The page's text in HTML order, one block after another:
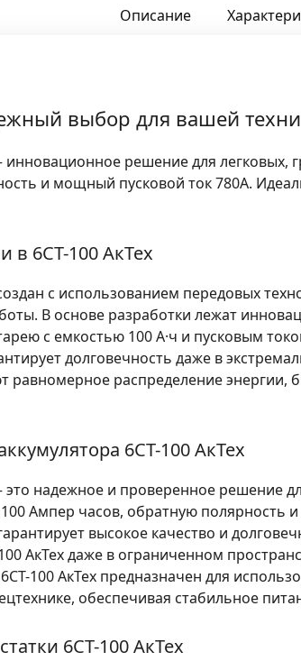
Описание
выбор для вашей
инновационное решение для
и мощный пусковой ток 780А.
в 6СТ-100 АкТех
с использованием передовых
В основе разработки лежат
с емкостью 100 А·ч и пусковым
долговечность даже в
равномерное распределение энергии,
6СТ-100 АкТех
это надежное и проверенное решение
Ампер часов, обратную полярность
высокое качество и
АкТех даже в ограниченном
100 АкТех предназначен для
обеспечивая стабильное
6СТ-100 АкТех